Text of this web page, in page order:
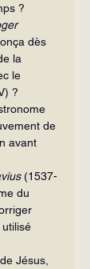
?
dès
la
le
?
de
avant
(1537-
du
utilisé
Jésus,